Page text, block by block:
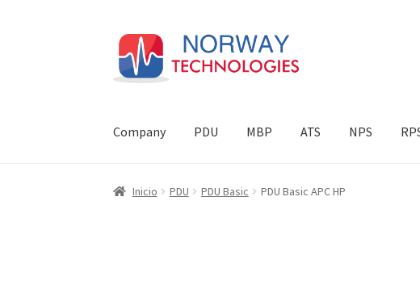
Ir
a
la
Ir
al
contenido
Company PDU MBP ATS NPS
Inicio Carrito EXCELLENCE ABOVE ALL ELSE
Inicio PDU PDU Basic PDU Basic APC HP